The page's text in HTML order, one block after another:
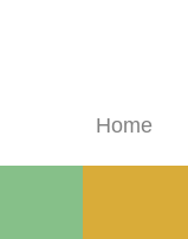
Home